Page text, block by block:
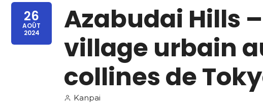
Search
26
AOÛT
2024
Azabudai Hills
village urbain
collines de
Kanpai